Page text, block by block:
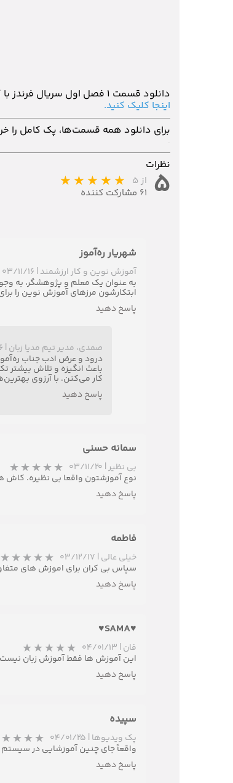
دانلود قسمت 1 فصل اول سریال فرندز با کیفیت 1080p، بدون سانسور و دو زیرنویس انگلیسی و فارسی چسبیده
اینجا کلیک کنید.
برای دانلود همه قسمت‌ها، پک کامل را
نظرات
۵ از ۵
۶۱ مشارکت کننده
شهریار ره‌آموز
آموزش نوین و کار ارزشمند | ۰۳/۱۱/۱۶
به عنوان یک معلم و پژوهشگر، به
ابتکارشون مرزهای آموزش نوین را
پاسخ دهید
صمدی، مدیر تیم مدیا زبان |
درود و عرض ادب جناب
باعث انگیزه و تلاش بیشتر
کار می‌کنن. با آرزوی
پاسخ دهید
سمانه حسنی
بی نظیر| ۰۳/۱۱/۲۰
نوع آموزشتون واقعا بی نظیره.
پاسخ دهید
فاطمه
خیلی عالی | ۰۳/۱۲/۱۷
سپاس بی کران برای اموزش های
پاسخ دهید
♥SAMA♥
فان | ۰۴/۰۱/۱۳
این آموزش ها فقط آموزش زبان نیست
پاسخ دهید
سپیده
پک ویدیوها | ۰۴/۰۱/۲۵
واقعاً جای چنین آموزشایی در
پاسخ دهید